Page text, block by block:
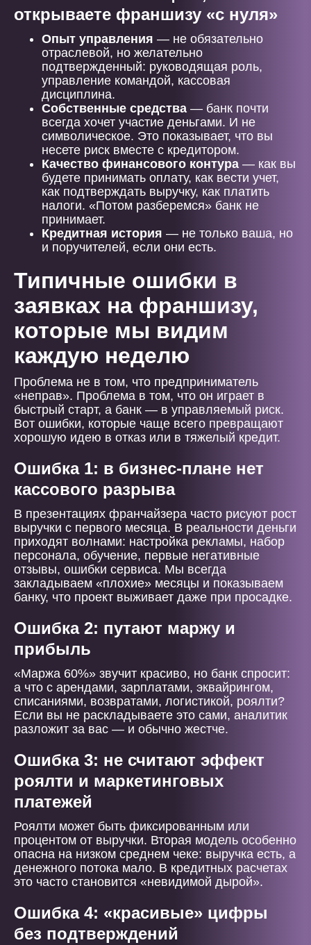
открываете франшизу «с нуля»
Опыт управления — не обязательно
отраслевой, но желательно
подтвержденный: руководящая роль,
управление командой, кассовая
дисциплина.
Собственные средства — банк почти
всегда хочет участие деньгами. И не
символическое. Это показывает, что вы
несете риск вместе с кредитором.
Качество финансового контура — как вы
будете принимать оплату, как вести учет,
как подтверждать выручку, как платить
налоги. «Потом разберемся» банк не
принимает.
Кредитная история — не только ваша, но
и поручителей, если они есть.
Типичные ошибки в
заявках на франшизу,
которые мы видим
каждую неделю
Проблема не в том, что предприниматель
«неправ». Проблема в том, что он играет в
быстрый старт, а банк — в управляемый риск.
Вот ошибки, которые чаще всего превращают
хорошую идею в отказ или в тяжелый кредит.
Ошибка 1: в бизнес-плане нет
кассового разрыва
В презентациях франчайзера часто рисуют рост
выручки с первого месяца. В реальности деньги
приходят волнами: настройка рекламы, набор
персонала, обучение, первые негативные
отзывы, ошибки сервиса. Мы всегда
закладываем «плохие» месяцы и показываем
банку, что проект выживает даже при просадке.
Ошибка 2: путают маржу и
прибыль
«Маржа 60%» звучит красиво, но банк спросит:
а что с арендами, зарплатами, эквайрингом,
списаниями, возвратами, логистикой, роялти?
Если вы не раскладываете это сами, аналитик
разложит за вас — и обычно жестче.
Ошибка 3: не считают эффект
роялти и маркетинговых
платежей
Роялти может быть фиксированным или
процентом от выручки. Вторая модель особенно
опасна на низком среднем чеке: выручка есть, а
денежного потока мало. В кредитных расчетах
это часто становится «невидимой дырой».
Ошибка 4: «красивые» цифры
без подтверждений